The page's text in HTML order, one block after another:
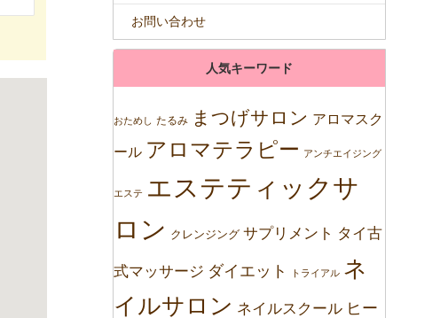
お問い合わせ
人気キーワード
おためし たるみ まつげサロン アロマスク
ール アロマテラピー アンチエイジング
エステ エステティックサ
ロン クレンジング サプリメント タイ古
式マッサージ ダイエット トライアル ネ
イルサロン ネイルスクール ヒー